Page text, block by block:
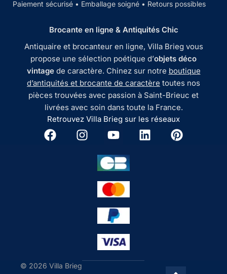
Paiement sécurisé • Emballage soigné • Retours possibles
Brocante en ligne & Antiquités Chic
Antiquaire et brocanteur en ligne, Villa Brieg vous
propose une sélection poétique d’objets déco
vintagede caractère. Chinez sur notre boutique
d’antiquités et brocante de caractère toutes nos
pièces trouvées avec passion à Saint-Brieuc et
livrées avec soin dans toute la France.
Retrouvez Villa Brieg sur les réseaux
© 2026 Villa Brieg